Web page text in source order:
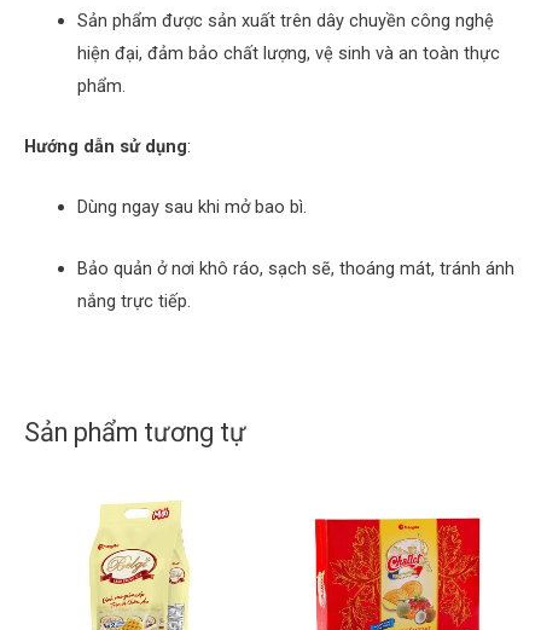
Sản phẩm được sản xuất trên dây chuyền công nghệ
hiện đại, đảm bảo chất lượng, vệ sinh và an toàn thực
phẩm.
Hướng dẫn sử dụng:
Dùng ngay sau khi mở bao bì.
Bảo quản ở nơi khô ráo, sạch sẽ, thoáng mát, tránh ánh
nắng trực tiếp.
Sản phẩm tương tự